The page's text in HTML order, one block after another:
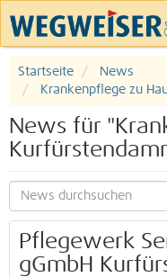
Startseite
News
Krankenpflege zu
News für
Pflegewerk
gGmbH